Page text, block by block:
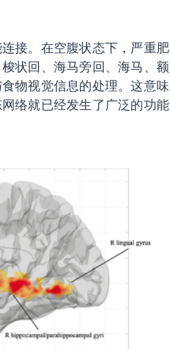
接。在空腹状态下，严重肥
状回、海马旁回、海马、额
物视觉信息的处理。这意味
络就已经发生了广泛的功能